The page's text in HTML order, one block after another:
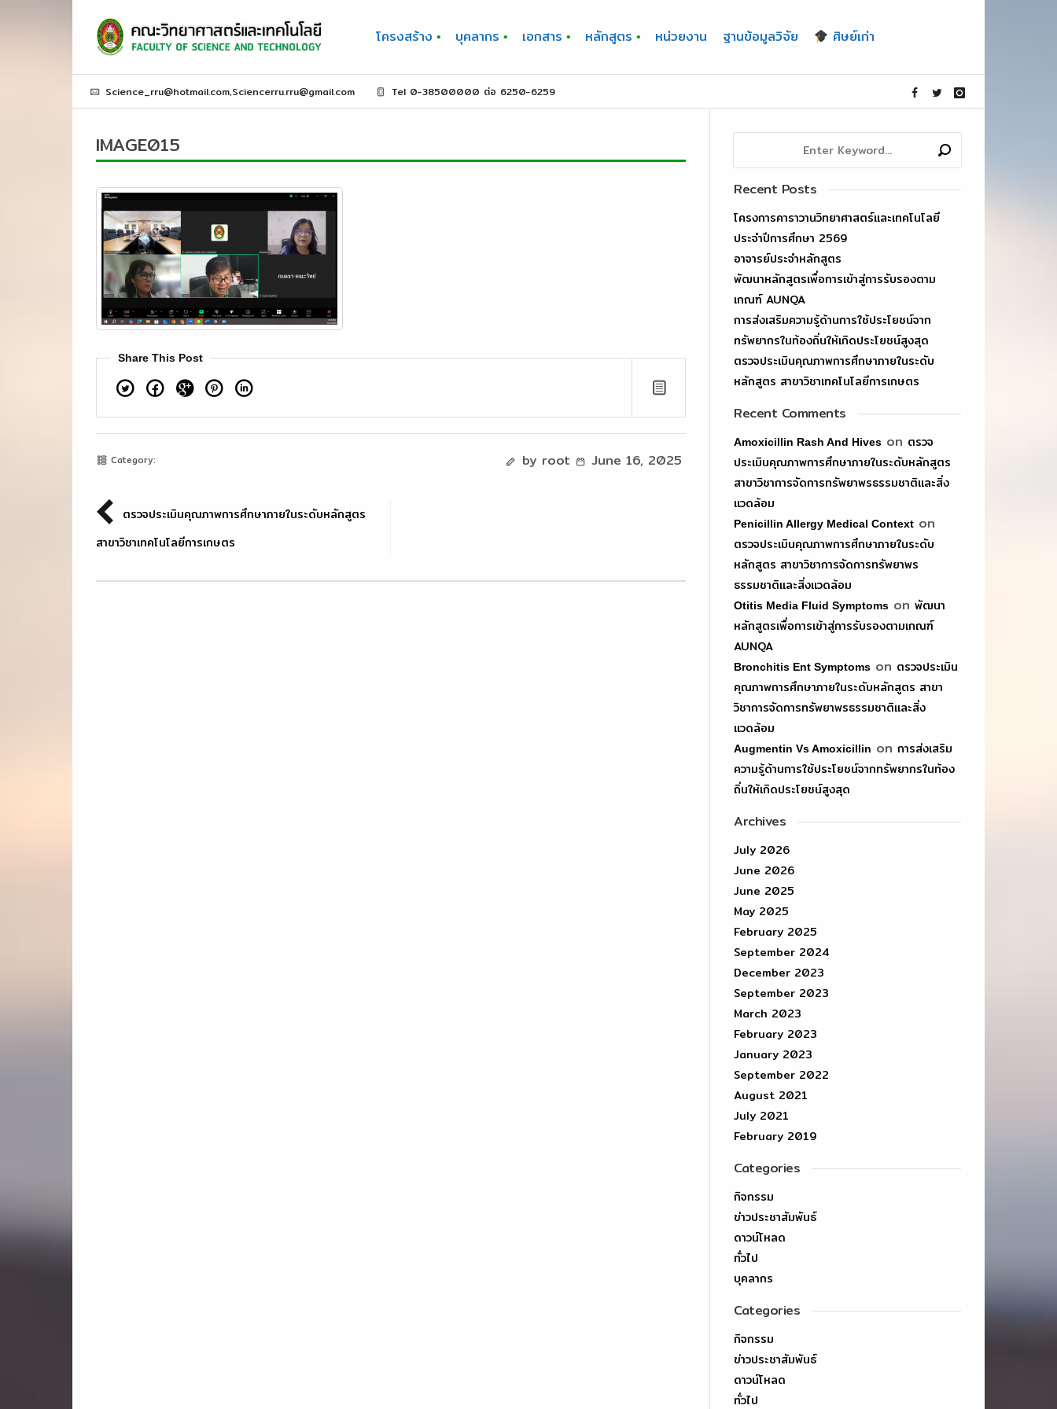
โครงสร้าง บุคลากร เอกสาร หลักสูตร หน่วยงาน ฐานข้อมูลวิจัย ศิษย์เก่า
Science_rru@hotmail.com,Sciencerru.rru@gmail.com Tel 0-38500000 ต่อ 6250-6259
IMAGE015
Share This Post
by root June 16, 2025
Category:
ตรวจประเมินคุณภาพการศึกษาภายในระดับหลักสูตร
สาขาวิชาเทคโนโลยีการเกษตร
Recent Posts
โครงการคาราวานวิทยาศาสตร์และเทคโนโลยี
ประจำปีการศึกษา 2569
อาจารย์ประจำหลักสูตร
พัฒนาหลักสูตรเพื่อการเข้าสู่การรับรองตาม
เกณฑ์ AUNQA
การส่งเสริมความรู้ด้านการใช้ประโยชน์จาก
ทรัพยากรในท้องถิ่นให้เกิดประโยชน์สูงสุด
ตรวจประเมินคุณภาพการศึกษาภายในระดับ
หลักสูตร สาขาวิชาเทคโนโลยีการเกษตร
Recent Comments
Amoxicillin Rash And Hives on ตรวจ
ประเมินคุณภาพการศึกษาภายในระดับหลักสูตร
สาขาวิชาการจัดการทรัพยาพรธรรมชาติและสิ่ง
แวดล้อม
Penicillin Allergy Medical Context on
ตรวจประเมินคุณภาพการศึกษาภายในระดับ
หลักสูตร สาขาวิชาการจัดการทรัพยาพร
ธรรมชาติและสิ่งแวดล้อม
Otitis Media Fluid Symptoms on พัฒนา
หลักสูตรเพื่อการเข้าสู่การรับรองตามเกณฑ์
AUNQA
Bronchitis Ent Symptoms on ตรวจประเมิน
คุณภาพการศึกษาภายในระดับหลักสูตร สาขา
วิชาการจัดการทรัพยาพรธรรมชาติและสิ่ง
แวดล้อม
Augmentin Vs Amoxicillin on การส่งเสริม
ความรู้ด้านการใช้ประโยชน์จากทรัพยากรในท้อง
ถิ่นให้เกิดประโยชน์สูงสุด
Archives
July 2026
June 2026
June 2025
May 2025
February 2025
September 2024
December 2023
September 2023
March 2023
February 2023
January 2023
September 2022
August 2021
July 2021
February 2019
Categories
กิจกรรม
ข่าวประชาสัมพันธ์
ดาวน์โหลด
ทั่วไป
บุคลากร
Categories
กิจกรรม
ข่าวประชาสัมพันธ์
ดาวน์โหลด
ทั่วไป